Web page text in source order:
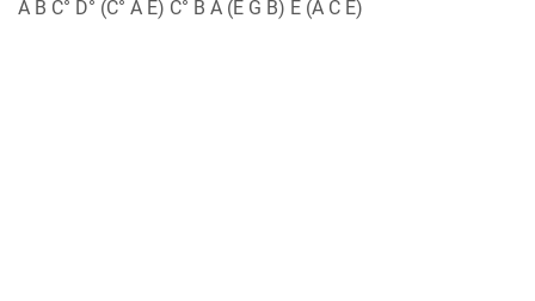
A B C° D° (C° A E) C° B A (E G B) E (A C E)